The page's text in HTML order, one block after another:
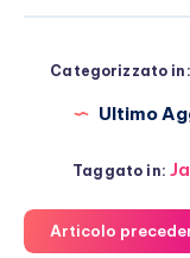
Categorizzato in:
Ultimo
Taggato in:
Articolo